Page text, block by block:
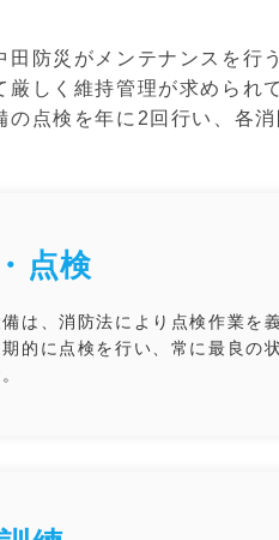
田防災がメンテナンスを行
しく維持管理が求められ
の点検を年に2回行い、各
点検
は、消防法により点検作業を
的に点検を行い、常に最良の